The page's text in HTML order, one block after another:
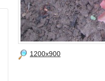
1200x900